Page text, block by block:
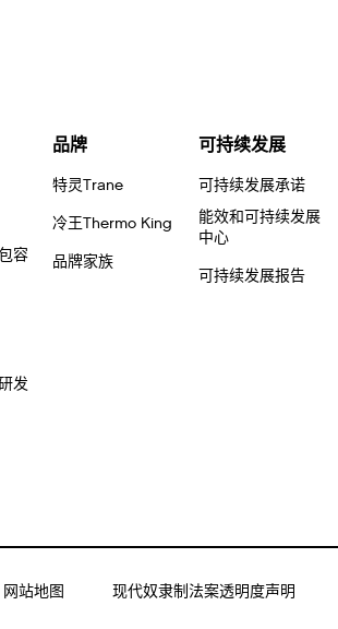
容
发
品牌
特灵Trane
冷王Thermo King
品牌家族
可持续发展
可持续发展承诺
能效和可持续发展
中心
可持续发展报告
网站地图 现代奴隶制法案透明度声明